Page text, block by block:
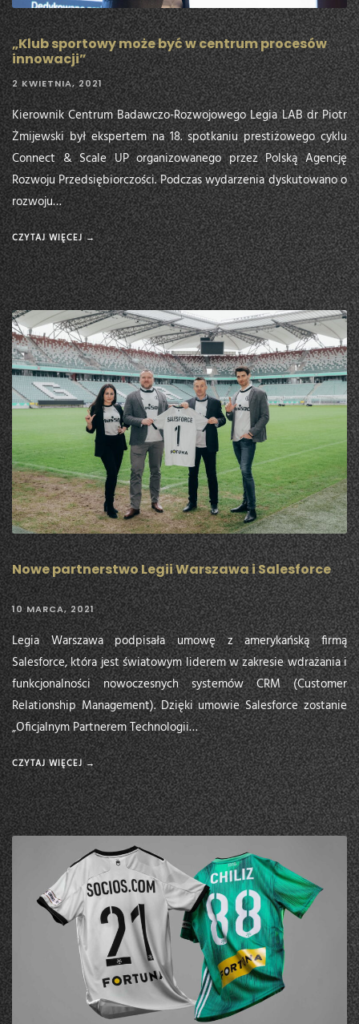
„Klub sportowy może być w centrum procesów
innowacji”
2 KWIETNIA, 2021
Kierownik Centrum Badawczo-Rozwojowego Legia LAB dr Piotr
Żmijewski był ekspertem na 18. spotkaniu prestiżowego cyklu
Connect & Scale UP organizowanego przez Polską Agencję
Rozwoju Przedsiębiorczości. Podczas wydarzenia dyskutowano o
rozwoju…
CZYTAJ WIĘCEJ →
Nowe partnerstwo Legii Warszawa i Salesforce
10 MARCA, 2021
Legia Warszawa podpisała umowę z amerykańską firmą
Salesforce, która jest światowym liderem w zakresie wdrażania i
funkcjonalności nowoczesnych systemów CRM (Customer
Relationship Management). Dzięki umowie Salesforce zostanie
„Oficjalnym Partnerem Technologii…
CZYTAJ WIĘCEJ →